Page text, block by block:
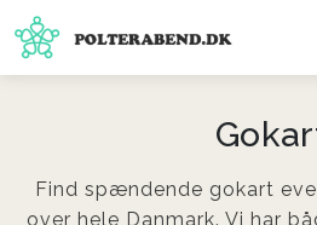
Find spændende gokart
over hele Danmark. Vi har